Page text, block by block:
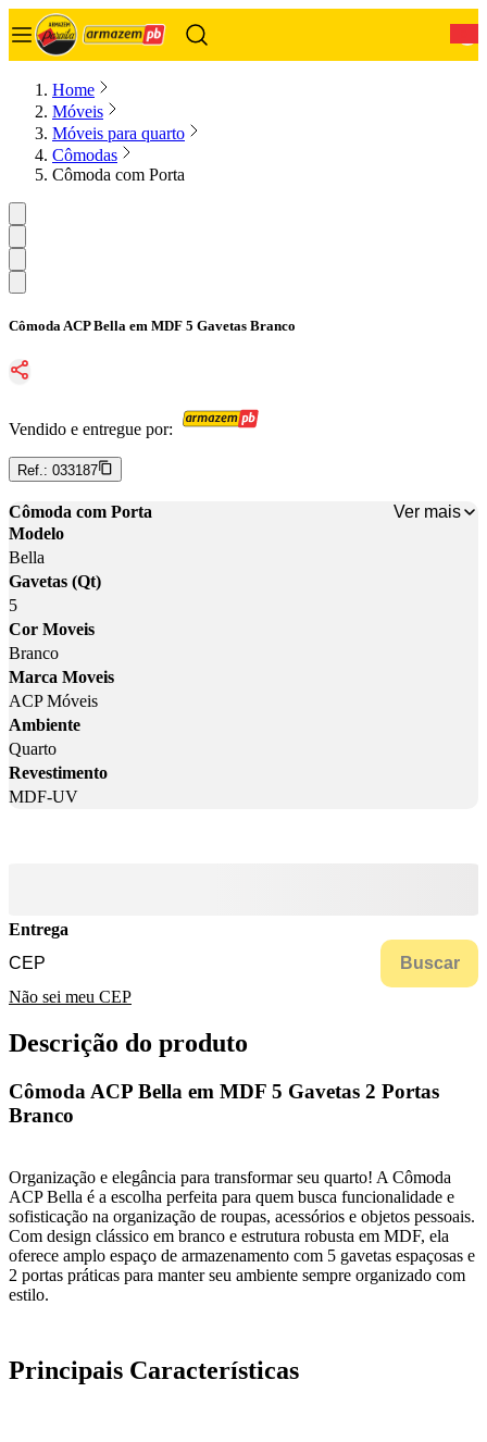
Home
Móveis
Móveis para quarto
Cômodas
Cômoda com Porta
Cômoda ACP Bella em MDF 5 Gavetas Branco
Vendido e entregue por:
Ref.: 033187
Cômoda com Porta
Ver mais
Modelo
Bella
Gavetas (Qt)
5
Cor Moveis
Branco
Marca Moveis
ACP Móveis
Ambiente
Quarto
Revestimento
MDF-UV
Entrega
Buscar
Não sei meu CEP
Descrição do produto
Cômoda ACP Bella em MDF 5 Gavetas 2 Portas
Branco
Organização e elegância para transformar seu quarto! A Cômoda
ACP Bella é a escolha perfeita para quem busca funcionalidade e
sofisticação na organização de roupas, acessórios e objetos pessoais.
Com design clássico em branco e estrutura robusta em MDF, ela
oferece amplo espaço de armazenamento com 5 gavetas espaçosas e
2 portas práticas para manter seu ambiente sempre organizado com
estilo.
Principais Características